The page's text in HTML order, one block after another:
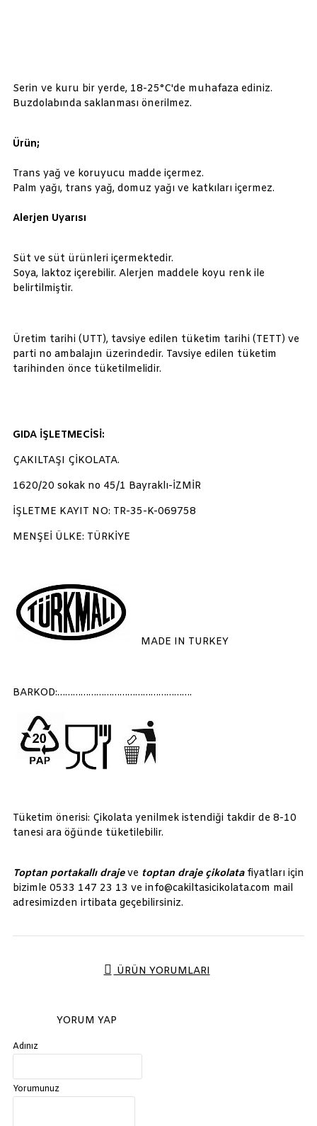
Serin ve kuru bir yerde, 18-25°C'de muhafaza ediniz.
Buzdolabında saklanması önerilmez.
Ürün;
Trans yağ ve koruyucu madde içermez.
Palm yağı, trans yağ, domuz yağı ve katkıları içermez.
Alerjen Uyarısı
Süt ve süt ürünleri içermektedir.
Soya, laktoz içerebilir. Alerjen maddele koyu renk ile
belirtilmiştir.
Üretim tarihi (UTT), tavsiye edilen tüketim tarihi (TETT) ve
parti no ambalajın üzerindedir. Tavsiye edilen tüketim
tarihinden önce tüketilmelidir.
GIDA İŞLETMECİSİ:
ÇAKILTAŞI ÇİKOLATA.
1620/20 sokak no 45/1 Bayraklı-İZMİR
İŞLETME KAYIT NO: TR-35-K-069758
MENŞEİ ÜLKE: TÜRKİYE
MADE IN TURKEY
BARKOD:…………………………………………….
Tüketim önerisi: Çikolata yenilmek istendiği takdir de 8-10
tanesi ara öğünde tüketilebilir.
Toptan portakallı drajeve toptan draje çikolatafiyatları için
bizimle 0533 147 23 13 ve info@cakiltasicikolata.com mail
adresimizden irtibata geçebilirsiniz.
ÜRÜN YORUMLARI
YORUM YAP
Adınız
Yorumunuz